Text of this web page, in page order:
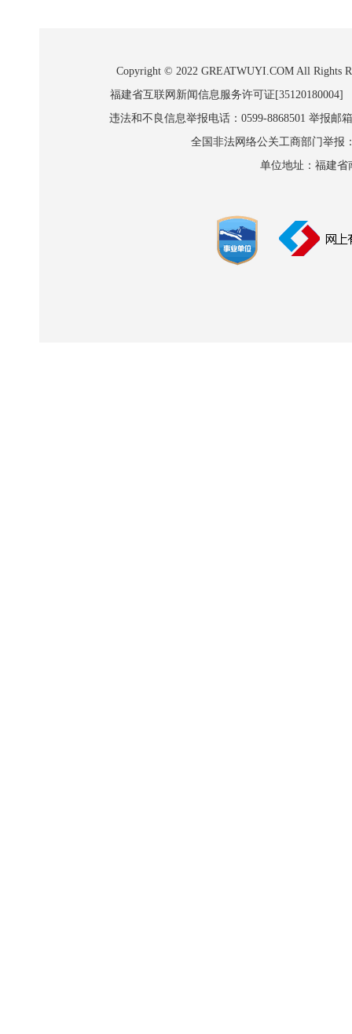
Copyright © 2022 GREATWUYI.COM All Rights
福建省互联网新闻信息服务许可证
违法和不良信息举报电话：0599-8868501 举报邮
全国非法网络公关工商部门举报
单位地址：福建省